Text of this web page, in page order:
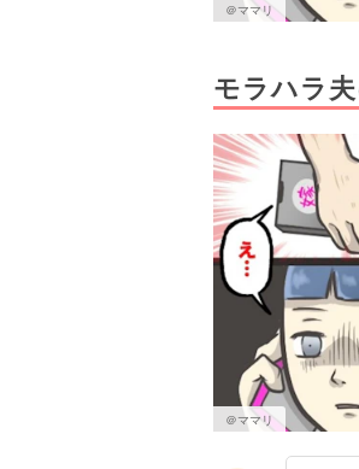
＠ママリ
モラハラ
＠ママリ